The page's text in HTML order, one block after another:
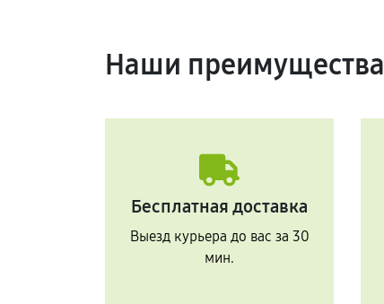
Наши преимущества
Бесплатная доставка
Выезд курьера до вас за 30
мин.